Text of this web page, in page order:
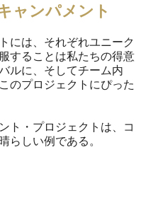
ャンパメント
には、それぞれユニーク
することは私たちの得意
ルに、そしてチーム内
のプロジェクトにぴった
ト・プロジェクトは、コ
らしい例である。